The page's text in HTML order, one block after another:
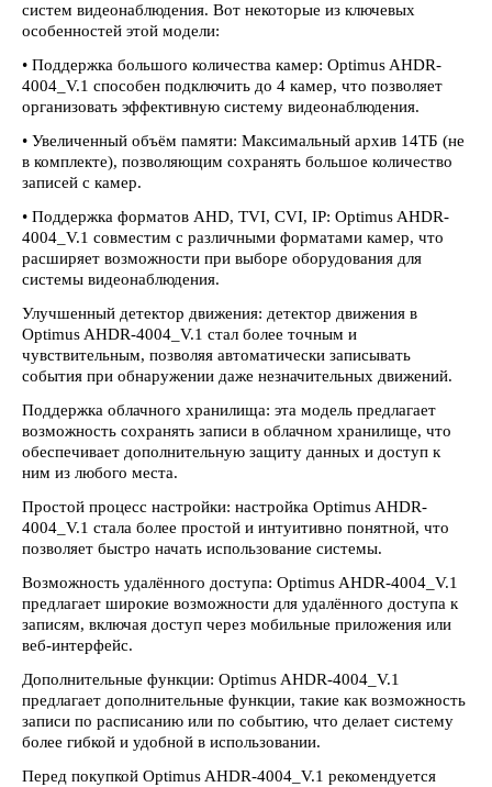
систем видеонаблюдения. Вот некоторые из ключевых
особенностей этой модели:
• Поддержка большого количества камер: Optimus AHDR-
4004_V.1 способен подключить до 4 камер, что позволяет
организовать эффективную систему видеонаблюдения.
• Увеличенный объём памяти: Максимальный архив 14TБ (не
в комплекте), позволяющим сохранять большое количество
записей с камер.
• Поддержка форматов AHD, TVI, CVI, IP: Optimus AHDR-
4004_V.1 совместим с различными форматами камер, что
расширяет возможности при выборе оборудования для
системы видеонаблюдения.
Улучшенный детектор движения: детектор движения в
Optimus AHDR-4004_V.1 стал более точным и
чувствительным, позволяя автоматически записывать
события при обнаружении даже незначительных движений.
Поддержка облачного хранилища: эта модель предлагает
возможность сохранять записи в облачном хранилище, что
обеспечивает дополнительную защиту данных и доступ к
ним из любого места.
Простой процесс настройки: настройка Optimus AHDR-
4004_V.1 стала более простой и интуитивно понятной, что
позволяет быстро начать использование системы.
Возможность удалённого доступа: Optimus AHDR-4004_V.1
предлагает широкие возможности для удалённого доступа к
записям, включая доступ через мобильные приложения или
веб-интерфейс.
Дополнительные функции: Optimus AHDR-4004_V.1
предлагает дополнительные функции, такие как возможность
записи по расписанию или по событию, что делает систему
более гибкой и удобной в использовании.
Перед покупкой Optimus AHDR-4004_V.1 рекомендуется